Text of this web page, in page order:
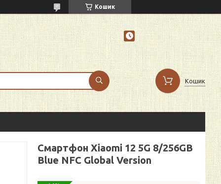
Кошик
Кошик
Смартфон Xiaomi 12 5G 8/256GB
Blue NFC Global Version